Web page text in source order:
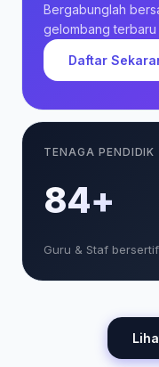
Bergabunglah
gelombang terbaru
Daftar
TENAGA PENDIDIK
85+
Guru & Staf